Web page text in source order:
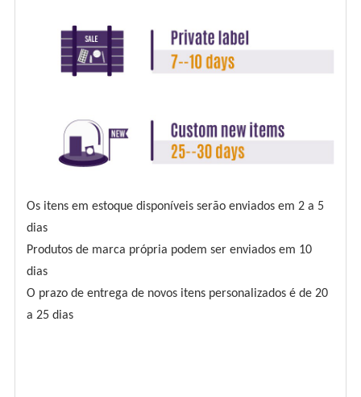
Os itens em estoque disponíveis serão enviados em 2 a 5
dias
Produtos de marca própria podem ser enviados em 10
dias
O prazo de entrega de novos itens personalizados é de 20
a 25 dias